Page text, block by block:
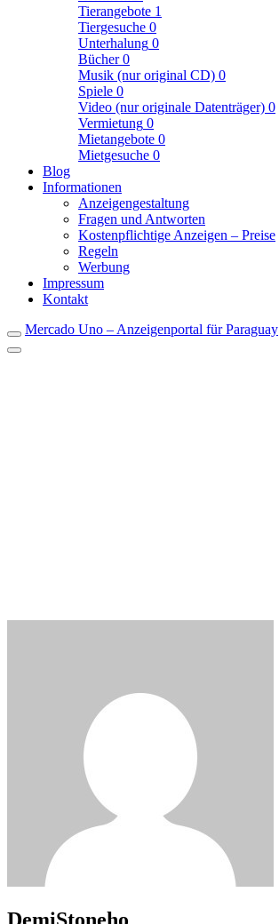
Tierangebote 1
Tiergesuche 0
Unterhalung 0
Bücher0
Musik (nur original CD) 0
Spiele 0
Video (nur originale Datenträger) 0
Vermietung 0
Mietangebote 0
Mietgesuche 0
Blog
Informationen
Anzeigengestaltung
Fragen und Antworten
Kostenpflichtige Anzeigen – Preise
Regeln
Werbung
Impressum
Kontakt
Mercado Uno – Anzeigenportal für Paraguay